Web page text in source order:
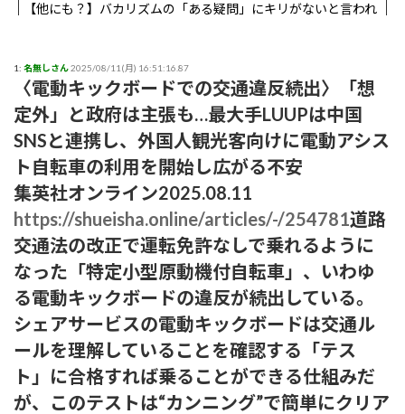
【他にも？】バカリズムの「ある疑問」にキリがないと言われ
【まさか？】勝俣州和さんの「ある理由」よりも驚きの事実が
判明することに
【生存確認】Juice=Juice段原瑠々さん、梁川奈々美さんとデー
ト
『盛れ！ミ・アモーレ』日本武道館ライブ映像がたった公開8
日で100万再生突破ｗｗ
【画像】女子アナさん、うっかり街中でコートを前開きにして
射精欲を煽ってしまうwwwwww
小髙茉緒アナ 巨乳を乗せる！！【GIF動画あり】
アンジュルムは川名平山後藤色のサイリウムばっかりだなｗ
ひなーずでレゴランドに行く！
1: 名無しさん2025/08/11(月) 16:51:16.87
〈電動キックボードでの交通違反続出〉「想
定外」と政府は主張も…最大手LUUPは中国
SNSと連携し、外国人観光客向けに電動アシス
ト自転車の利用を開始し広がる不安
集英社オンライン2025.08.11
https://shueisha.online/articles/-/254781道路
交通法の改正で運転免許なしで乗れるように
なった「特定小型原動機付自転車」、いわゆ
る電動キックボードの違反が続出している。
シェアサービスの電動キックボードは交通ル
ールを理解していることを確認する「テス
ト」に合格すれば乗ることができる仕組みだ
が、このテストは“カンニング”で簡単にクリア